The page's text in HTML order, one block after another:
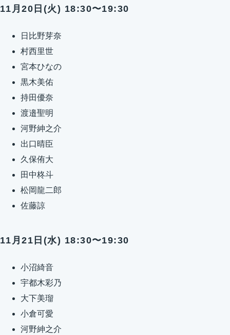
11月20日(火) 18:30〜19:30
日比野芽奈
村西里世
宮本ひなの
黒木美佑
持田優奈
渡邉聖明
河野紳之介
出口晴臣
久保侑大
田中柊斗
松岡龍二郎
佐藤諒
11月21日(水) 18:30〜19:30
小沼綺音
宇都木彩乃
大下美瑠
小倉可愛
河野紳之介